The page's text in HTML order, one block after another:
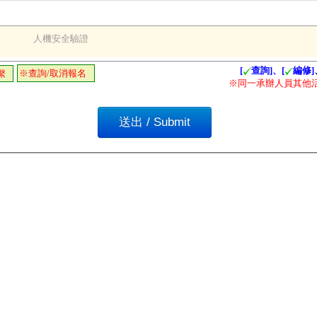
人機安全驗證
※查詢/取消報名 [ 查詢]、[
編修]
※同一承辦人員其他